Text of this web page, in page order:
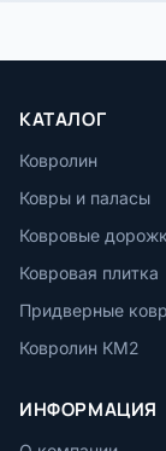
КАТАЛОГ
Ковролин
Ковры и паласы
Ковровые
Ковровая плитка
Придверные
Ковролин КМ2
ИНФОРМАЦИЯ